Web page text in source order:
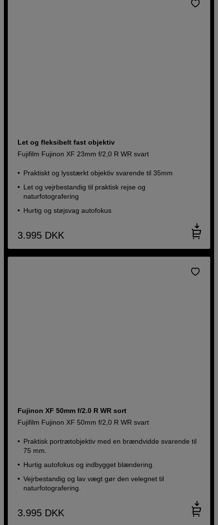
Let og fleksibelt fast objektiv
Fujifilm Fujinon XF 23mm f/2,0 R WR svart
Praktiskt og lysstærkt objektiv svarende til 35mm
Let og vejrbestandig til praktisk rejse og
naturfotografering
Hurtig og støjsvag autofokus
3.995 DKK
Fujinon XF 50mm f/2.0 R WR sort
Fujifilm Fujinon XF 50mm f/2,0 R WR svart
Praktisk portrætobjektiv med en brændvidde svarende til
75 mm.
Hurtig autofokus og indbygget blændering.
Vejrbestandig og lav vægt gør den velegnet til
naturfotografering.
3.995 DKK